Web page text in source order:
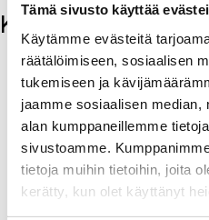
Tämä sivusto käyttää
Käytämme evästeitä
räätälöimiseen, sosiaalisen
tukemiseen ja
jaamme sosiaalisen median,
alan kumppaneillemme
sivustoamme.
tietoja muihin tietoihin, joita
kerätty, kun olet käyttänyt
Kommentit
Kirjoita kommentti
Aihe